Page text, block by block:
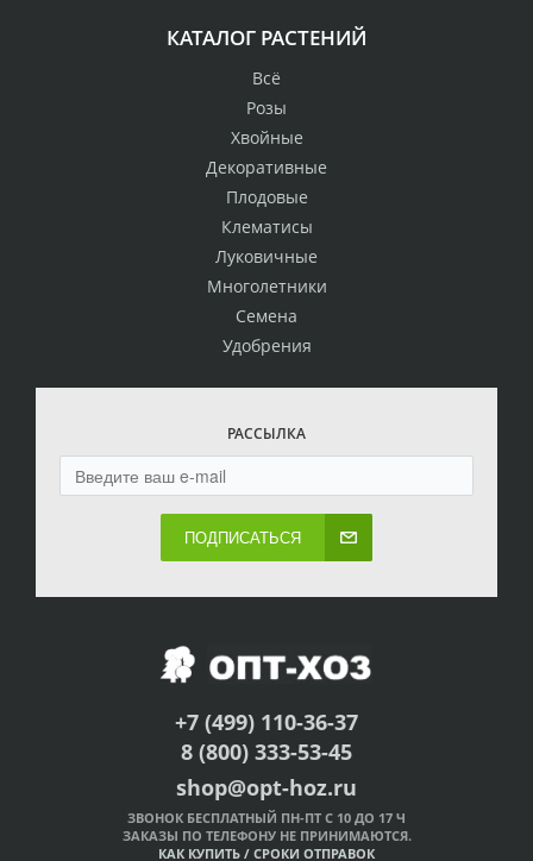
КАТАЛОГ РАСТЕНИЙ
Всё
Розы
Хвойные
Декоративные
Плодовые
Клематисы
Луковичные
Многолетники
Семена
Удобрения
РАССЫЛКА
ПОДПИСАТЬСЯ
+7 (499) 110-36-37
8 (800) 333-53-45
shop@opt-hoz.ru
ЗВОНОК БЕСПЛАТНЫЙ ПН-ПТ С 10 ДО 17 Ч
ЗАКАЗЫ ПО ТЕЛЕФОНУ НЕ ПРИНИМАЮТСЯ.
КАК КУПИТЬ / СРОКИ ОТПРАВОК